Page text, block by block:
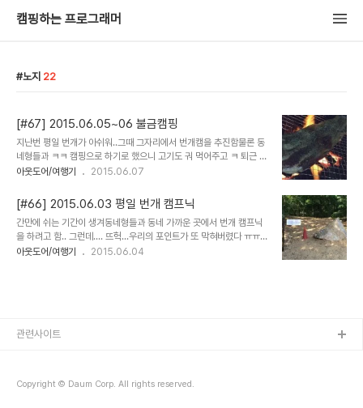
캠핑하는 프로그래머
노지 22
[#67] 2015.06.05~06 불금캠핑
​지난번 평일 번개가 아쉬워..그때 그자리에서 번개캠을 추진함물론 동
네형들과 ㅋㅋ 캠핑으로 하기로 했으니 고기도 궈 먹어주고 ㅋ​ 퇴근 직
후 바로 달려온 @진정힐링^^ 형은 말끔한 차림 ㅋㅋ어색해요 이런모
지체되어고기를 조각조각 내어 굽기 시작..역시 빨리 익는군화~ 야밤
에 고기 구울땐 헤드렌턴이 똵이쥥​ 헤드랜턴 조명도 뭔가.. 오지스런
감성 돋네..​ @진정힐링^^ 형 차에서 네비를 떼어와 dmb tv 시청도
하고 ..배터리는 금방 방전...​ 멀리 강동에서 날아돈 라나&코난 커플도
우리와 함께 불멍&tv 타임​ 남들하는 불금대신 가까운곳으로 노지로
아웃도어/여행기 2015.06.07
[#66] 2015.06.03 평일 번개 캠프닉
​간만에 쉬는 기간이 생겨동네형들과 동네 가까운 곳에서 번개 캠프닉
을 하려고 함.. 그런데.... ​뜨헉...우리의 포인트가 또 막혀버렸다 ㅠㅠ
이래서 포인트를 공유하면 안되는것인가.... 어흙 ㅠㅠ 할 수 없이..행
은 항상 즐거운 모습으로 살아서..서로 즐거운 에너지를 주고 받으며긍
아웃도어/여행기 2015.06.04
Copyright © Daum Corp. All rights reserved.
관련사이트